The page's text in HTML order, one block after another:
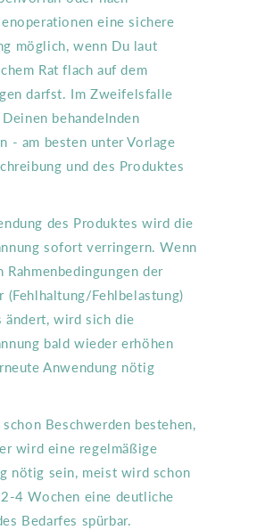
eine sichere
möglich, wenn Du laut
Rat flach auf dem
darfst. Im Zweifelsfalle
behandelnden
- am besten unter Vorlage
und des Produktes
des Produktes wird die
sofort verringern. Wenn
Rahmenbedingungen der
(Fehlhaltung/Fehlbelastung)
ändert, wird sich die
bald wieder erhöhen
Anwendung nötig
Beschwerden bestehen,
wird eine regelmäßige
nötig sein, meist wird schon
4 Wochen eine deutliche
Bedarfes spürbar.